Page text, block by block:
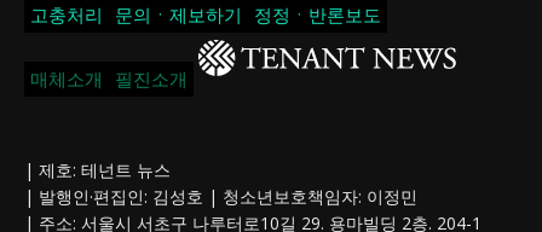
고충처리
문의ㆍ제보하기 정정ㆍ반론보도
매체소개 필진소개
| 제호: 테넌트 뉴스
| 발행인·편집인: 김성호 | 청소년보호책임자: 이정민
| 주소: 서울시 서초구 나루터로10길 29. 용마빌딩 2층. 204-1